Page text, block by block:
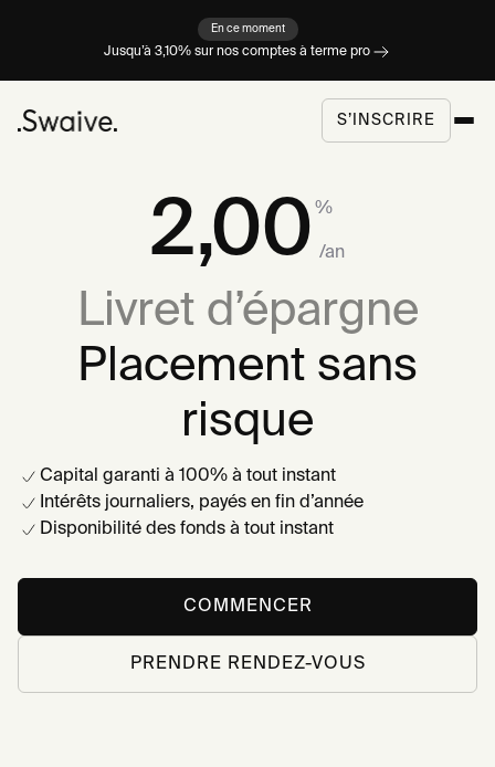
En ce moment
Jusqu’à 3,10% sur nos comptes à terme pro
S’INSCRIRE
2,00 %
/an
Livret d’épargne
Placement sans
risque
Capital garanti à 100% à tout instant
Intérêts journaliers, payés en fin d’année
Disponibilité des fonds à tout instant
COMMENCER
PRENDRE RENDEZ-VOUS